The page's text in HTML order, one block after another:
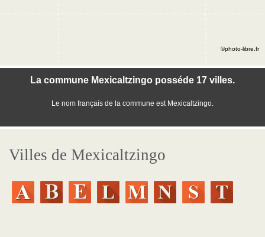
La commune Mexicaltzingo posséde 17 villes.
Le nom français de la commune est Mexicaltzingo.
©photo-libre.fr
Villes de Mexicaltzingo